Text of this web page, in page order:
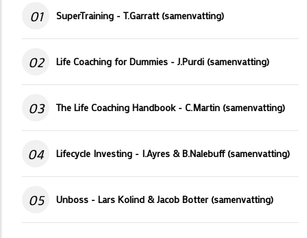
01 SuperTraining - T.Garratt (samenvatting)
02 Life Coaching for Dummies - J.Purdi (samenvatting)
03 The Life Coaching Handbook - C.Martin (samenvatting)
04 Lifecycle Investing - I.Ayres & B.Nalebuff (samenvatting)
05 Unboss - Lars Kolind & Jacob Botter (samenvatting)